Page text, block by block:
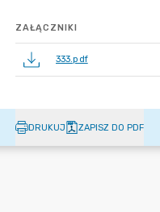
ZAŁĄCZNIKI
333.pdf
DRUKUJ ZAPISZ DO PDF